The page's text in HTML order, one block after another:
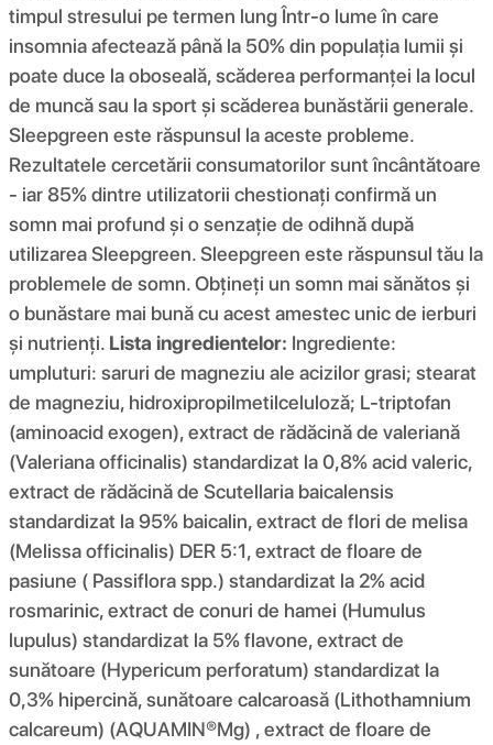
timpul stresului pe termen lung Într-o lume în care
insomnia afectează până la 50% din populația lumii și
poate duce la oboseală, scăderea performanței la locul
de muncă sau la sport și scăderea bunăstării generale.
Sleepgreen este răspunsul la aceste probleme.
Rezultatele cercetării consumatorilor sunt încântătoare
- iar 85% dintre utilizatorii chestionați confirmă un
somn mai profund și o senzație de odihnă după
utilizarea Sleepgreen. Sleepgreen este răspunsul tău la
problemele de somn. Obțineți un somn mai sănătos și
o bunăstare mai bună cu acest amestec unic de ierburi
și nutrienți. Lista ingredientelor: Ingrediente:
umpluturi: saruri de magneziu ale acizilor grasi; stearat
de magneziu, hidroxipropilmetilceluloză; L-triptofan
(aminoacid exogen), extract de rădăcină de valeriană
(Valeriana officinalis) standardizat la 0,8% acid valeric,
extract de rădăcină de Scutellaria baicalensis
standardizat la 95% baicalin, extract de flori de melisa
(Melissa officinalis) DER 5:1, extract de floare de
pasiune ( Passiflora spp.) standardizat la 2% acid
rosmarinic, extract de conuri de hamei (Humulus
lupulus) standardizat la 5% flavone, extract de
sunătoare (Hypericum perforatum) standardizat la
0,3% hipercină, sunătoare calcaroasă (Lithothamnium
calcareum) (AQUAMIN®Mg) , extract de floare de